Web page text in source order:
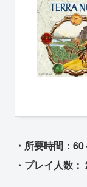
・所要時間：
・プレイ人数：